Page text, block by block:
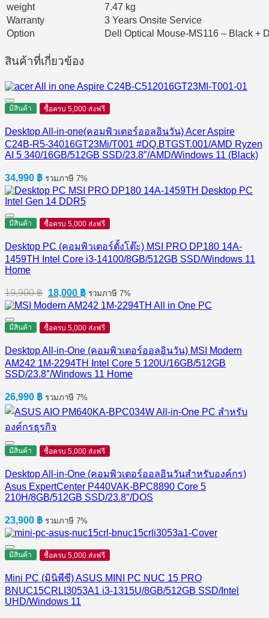
weight
7.47 kg
Warranty
3 Years Onsite Service
Option
Dell Optical Mouse-MS116 – Black +
สินค้าที่เกี่ยวข้อง
มีสินค้า ซื้อครบ 5,000 ส่งฟรี
Desktop All-in-one(คอมพิวเตอร์ออลอินวัน) Acer Aspire
C24B-R5-34016GT23Mi/T001 #DQ.BTGST.001/AMD Ryzen
AI 5 340/16GB/512GB SSD/23.8″/AMD/Windows 11 (Black)
34,990 ฿ รวมภาษี 7%
มีสินค้า ซื้อครบ 5,000 ส่งฟรี
Desktop PC (คอมพิวเตอร์ตั้งโต๊ะ) MSI PRO DP180 14A-
1459TH Intel Core i3-14100/8GB/512GB SSD/Windows 11
Home
19,900฿ Original
price
was:
19,900 ฿.
18,000 ฿Current
price
is:
18,000 ฿.
รวมภาษี 7%
มีสินค้า ซื้อครบ 5,000 ส่งฟรี
Desktop All-in-One (คอมพิวเตอร์ออลอินวัน) MSI Modern
AM242 1M-2294TH Intel Core 5 120U/16GB/512GB
SSD/23.8″/Windows 11 Home
26,990 ฿ รวมภาษี 7%
มีสินค้า ซื้อครบ 5,000 ส่งฟรี
Desktop All-in-One (คอมพิวเตอร์ออลอินวันสำหรับองค์กร)
Asus ExpertCenter P440VAK-BPC8890 Core 5
210H/8GB/512GB SSD/23.8″/DOS
23,900 ฿ รวมภาษี 7%
มีสินค้า ซื้อครบ 5,000 ส่งฟรี
Mini PC (มินิพีซี) ASUS MINI PC NUC 15 PRO
BNUC15CRLI3053A1 i3-1315U/8GB/512GB SSD/Intel
UHD/Windows 11